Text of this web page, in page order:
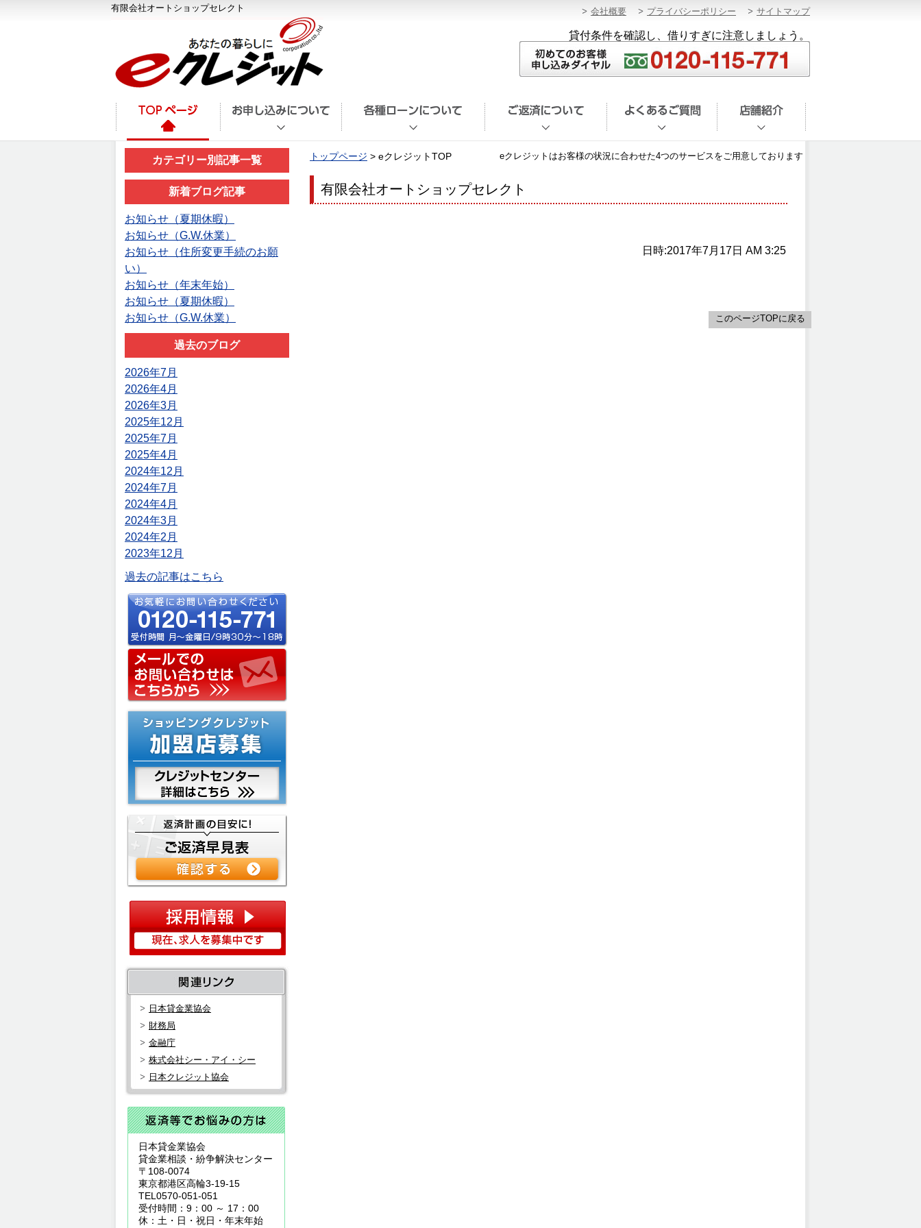
有限会社オートショップセレクト サイトマップ
プライバシーポリシー
会社概要
貸付条件を確認し、借りすぎに注意しましょう。
カテゴリー別記事一覧
新着ブログ記事
お知らせ（夏期休暇）
お知らせ（G.W.休業）
お知らせ（住所変更手続のお願
い）
お知らせ（年末年始）
お知らせ（夏期休暇）
お知らせ（G.W.休業）
過去のブログ
2026年7月
2026年4月
2026年3月
2025年12月
2025年7月
2025年4月
2024年12月
2024年7月
2024年4月
2024年3月
2024年2月
2023年12月
過去の記事はこちら
日本貸金業協会
財務局
金融庁
株式会社シー・アイ・シー
日本クレジット協会
日本貸金業協会
貸金業相談・紛争解決センター
〒108-0074
東京都港区高輪3-19-15
TEL0570-051-051
受付時間：9：00 ～ 17：00
休：土・日・祝日・年末年始
トップページ > eクレジットTOP eクレジットはお客様の状況に合わせた4つのサービスをご用意しております
有限会社オートショップセレクト
日時:2017年7月17日 AM 3:25
このページTOPに戻る